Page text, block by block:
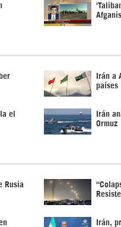
Irán a
países
el Irán
Ormuz
Rusia
Irán,